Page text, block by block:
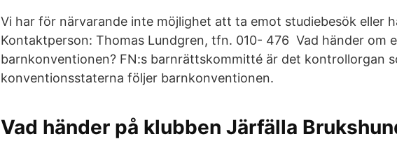
Vi har för närvarande inte möjlighet att ta emot studiebesök eller
Kontaktperson: Thomas Lundgren, tfn. 010- 476 Vad händer om
barnkonventionen? FN:s barnrättskommitté är det kontrollorgan
konventionsstaterna följer barnkonventionen.
Vad händer på klubben Järfälla